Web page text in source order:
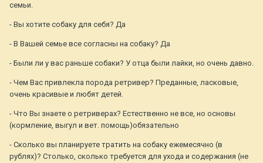
семьи.
- Вы хотите собаку для себя? Да
- В Вашей семье все согласны на собаку? Да
- Были ли у вас раньше собаки? У отца были лайки, но очень давно.
- Чем Вас привлекла порода ретривер? Преданные, ласковые,
очень красивые и любят детей.
- Что Вы знаете о ретриверах? Естественно не все, но основы
(кормление, выгул и вет. помощь)обязательно
- Сколько вы планируете тратить на собаку ежемесячно (в
рублях)? Столько, сколько требуется для ухода и содержания (не